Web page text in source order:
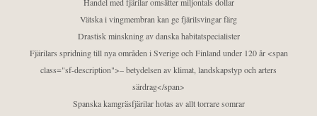
Vätska i vingmembran kan ge fjärilsvingar färg
Drastisk minskning av danska habitatspecialister
Fjärilars spridning till nya områden i Sverige och Finland under 120 år <span
class="sf-description">– betydelsen av klimat, landskapstyp och arters
särdrag</span>
Spanska kamgräsfjärilar hotas av allt torrare somrar